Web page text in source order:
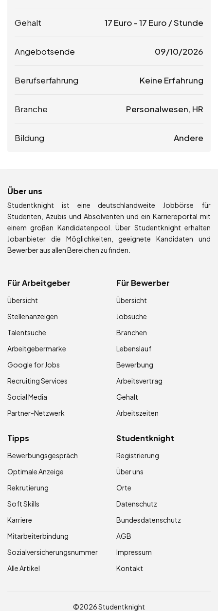
Gehalt 17 Euro -17 Euro / Stunde
Angebotsende 09/10/2026
Berufserfahrung Keine Erfahrung
Branche Personalwesen, HR
Bildung Andere
Über uns
Studentknight ist eine deutschlandweite Jobbörse für
Studenten, Azubis und Absolventen und ein Karriereportal mit
einem großen Kandidatenpool. Über Studentknight erhalten
Jobanbieter die Möglichkeiten, geeignete Kandidaten und
Bewerber aus allen Bereichen zu finden.
Für Arbeitgeber
Übersicht
Stellenanzeigen
Talentsuche
Arbeitgebermarke
Google for Jobs
Recruiting Services
Social Media
Partner-Netzwerk
Für Bewerber
Übersicht
Jobsuche
Branchen
Lebenslauf
Bewerbung
Arbeitsvertrag
Gehalt
Arbeitszeiten
Tipps
Bewerbungsgespräch
Optimale Anzeige
Rekrutierung
Soft Skills
Karriere
Mitarbeiterbindung
Sozialversicherungsnummer
Alle Artikel
Studentknight
Registrierung
Über uns
Orte
Datenschutz
Bundesdatenschutz
AGB
Impressum
Kontakt
©2026 Studentknight